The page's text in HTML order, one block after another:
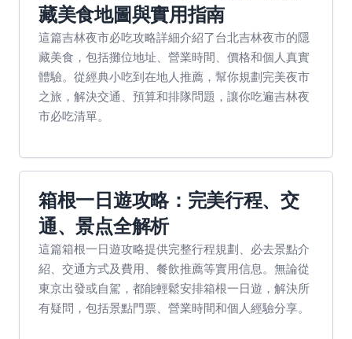
藏美食地圖與實用指南
這篇吉林夜市必吃攻略詳細介紹了台北吉林夜市的隱
藏美食，包括攤位地址、營業時間、價格和個人真實
體驗。從經典小吃到在地人推薦，幫你規劃完美夜市
之旅，解決交通、預算和排隊問題，讓你吃遍吉林夜
市必吃清單。
箱根一日遊攻略：完美行程、交
通、景点全解析
這篇箱根一日遊攻略提供完整行程規劃、必去景點介
紹、交通方式及費用、餐飲推薦等實用信息。無論從
東京出發或自駕，都能輕鬆安排箱根一日遊，解決所
有疑問，包括景點門票、營業時間和個人經驗分享。